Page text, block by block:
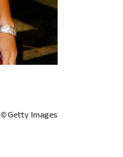
©Getty Images